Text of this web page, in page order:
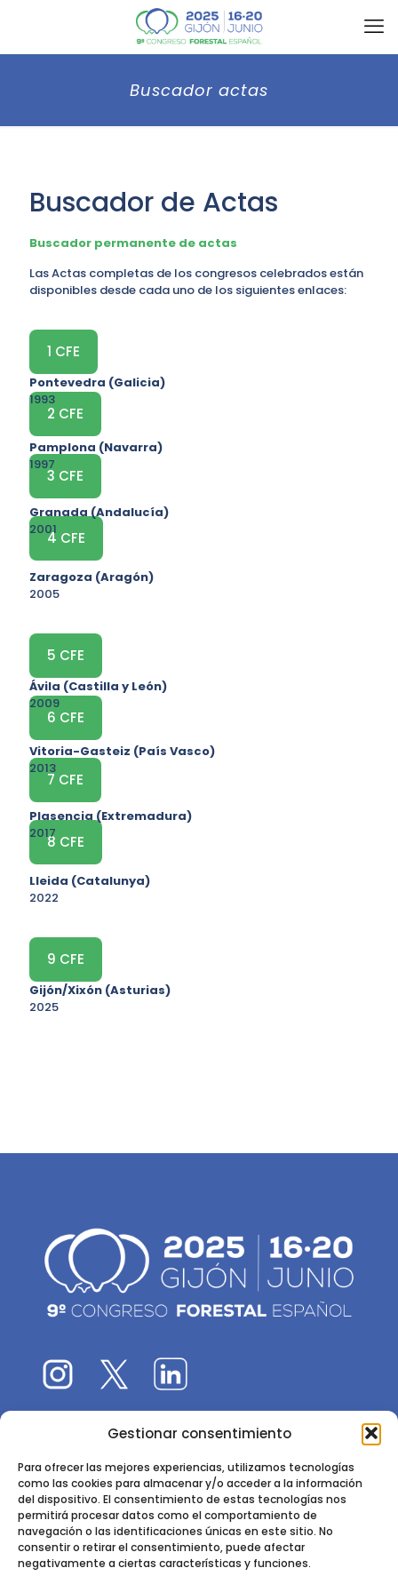
Gestionar consentimiento
Para ofrecer las mejores experiencias, utilizamos tecnologías
como las cookies para almacenar y/o acceder a la información
del dispositivo. El consentimiento de estas tecnologías nos
permitirá procesar datos como el comportamiento de
navegación o las identificaciones únicas en este sitio. No
consentir o retirar el consentimiento, puede afectar
negativamente a ciertas características y funciones.
Buscador actas
Buscador de Actas
Buscador permanente de actas
Las Actas completas de los congresos celebrados están
disponibles desde cada uno de los siguientes enlaces:
1 CFE
2 CFE
3 CFE
4 CFE
Pontevedra (Galicia)
1993
Pamplona (Navarra)
1997
Granada (Andalucía)
2001
Zaragoza (Aragón)
2005
5 CFE
6 CFE
7 CFE
8 CFE
Ávila (Castilla y León)
2009
Vitoria-Gasteiz (País Vasco)
2013
Plasencia (Extremadura)
2017
Lleida (Catalunya)
2022
9 CFE
Gijón/Xixón (Asturias)
2025
El 9CFE es una actividad promovida por laSociedad
Instituto de Ciencias Forestales, INIA-CSIC
Ctra. de la Coruña km 7,5 - 28040 Madrid